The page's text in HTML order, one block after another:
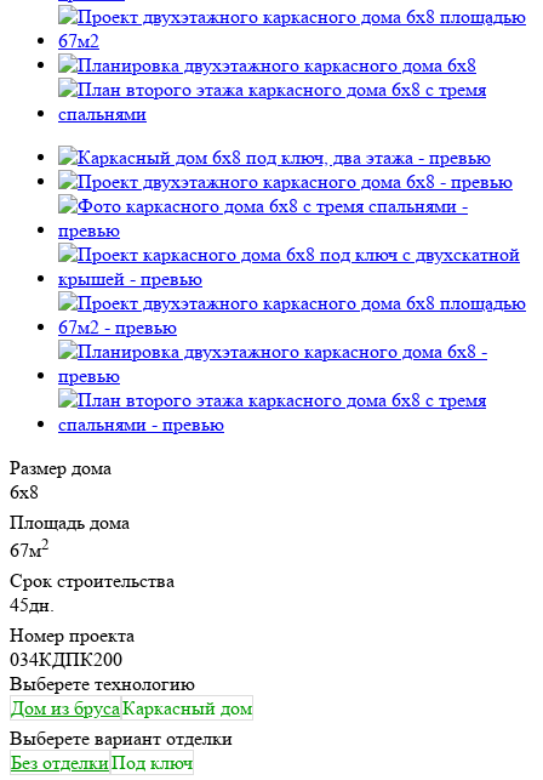
Размер дома
6х8
Площадь дома
67м2
Срок строительства
45дн.
Номер проекта
034КДПК200
Выберете технологию
Дом из брусаКаркасный дом
Выберете вариант отделки
Без отделкиПод ключ